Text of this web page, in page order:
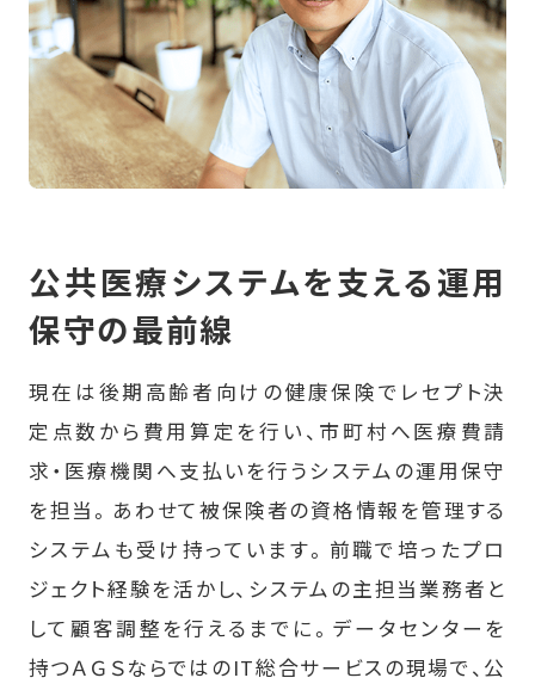
公共医療システムを支える運用
保守の最前線
現在は後期高齢者向けの健康保険でレセプト決
定点数から費用算定を行い、市町村へ医療費請
求・医療機関へ支払いを行うシステムの運用保守
を担当。あわせて被保険者の資格情報を管理する
システムも受け持っています。前職で培ったプロ
ジェクト経験を活かし、システムの主担当業務者と
して顧客調整を行えるまでに。データセンターを
持つＡＧＳならではのIT総合サービスの現場で、公